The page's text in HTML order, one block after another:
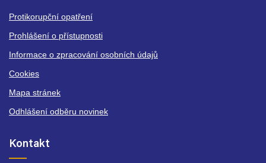
Protikorupční opatření
Prohlášení o přístupnosti
Informace o zpracování osobních údajů
Cookies
Mapa stránek
Odhlášení odběru novinek
Kontakt